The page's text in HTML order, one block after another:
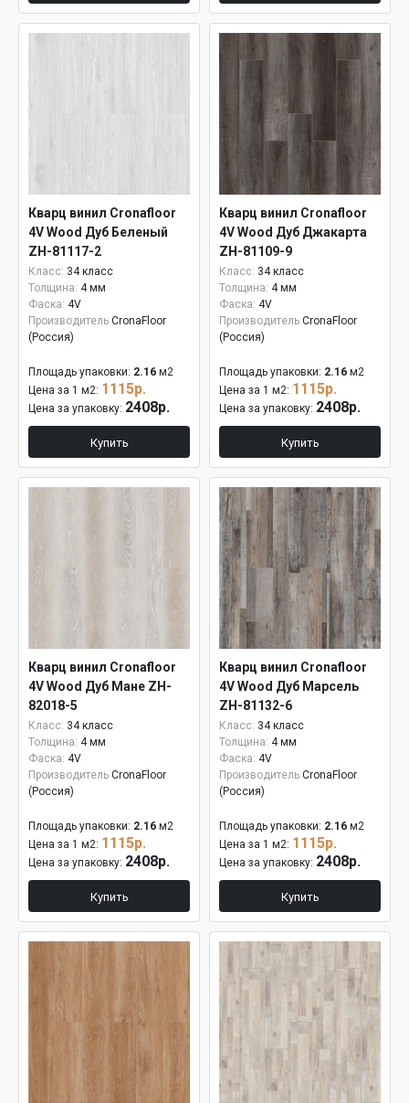
Кварц винил Cronafloor
4V Wood Дуб Беленый
ZH-81117-2
Класс: 34 класс
Толщина: 4 мм
Фаска: 4V
Производитель CronaFloor
(Россия)
Площадь упаковки: 2.16 м2
Цена за 1 м2: 1115р.
Цена за упаковку: 2408р.
Купить
Кварц винил Cronafloor
4V Wood Дуб Джакарта
ZH-81109-9
Класс: 34 класс
Толщина: 4 мм
Фаска: 4V
Производитель CronaFloor
(Россия)
Площадь упаковки: 2.16 м2
Цена за 1 м2: 1115р.
Цена за упаковку: 2408р.
Купить
Кварц винил Cronafloor
4V Wood Дуб Мане ZH-
82018-5
Класс: 34 класс
Толщина: 4 мм
Фаска: 4V
Производитель CronaFloor
(Россия)
Площадь упаковки: 2.16 м2
Цена за 1 м2: 1115р.
Цена за упаковку: 2408р.
Купить
Кварц винил Cronafloor
4V Wood Дуб Марсель
ZH-81132-6
Класс: 34 класс
Толщина: 4 мм
Фаска: 4V
Производитель CronaFloor
(Россия)
Площадь упаковки: 2.16 м2
Цена за 1 м2: 1115р.
Цена за упаковку: 2408р.
Купить